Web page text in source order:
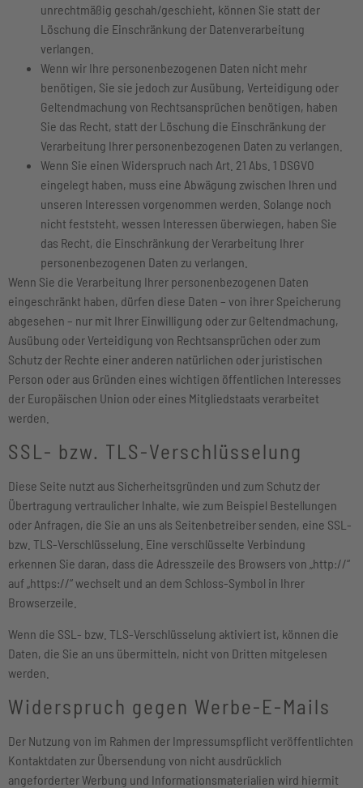
unrechtmäßig geschah/geschieht, können Sie statt der
Löschung die Einschränkung der Datenverarbeitung
verlangen.
Wenn wir Ihre personenbezogenen Daten nicht mehr
benötigen, Sie sie jedoch zur Ausübung, Verteidigung oder
Geltendmachung von Rechtsansprüchen benötigen, haben
Sie das Recht, statt der Löschung die Einschränkung der
Verarbeitung Ihrer personenbezogenen Daten zu verlangen.
Wenn Sie einen Widerspruch nach Art. 21 Abs. 1 DSGVO
eingelegt haben, muss eine Abwägung zwischen Ihren und
unseren Interessen vorgenommen werden. Solange noch
nicht feststeht, wessen Interessen überwiegen, haben Sie
das Recht, die Einschränkung der Verarbeitung Ihrer
personenbezogenen Daten zu verlangen.
Wenn Sie die Verarbeitung Ihrer personenbezogenen Daten
eingeschränkt haben, dürfen diese Daten – von ihrer Speicherung
abgesehen – nur mit Ihrer Einwilligung oder zur Geltendmachung,
Ausübung oder Verteidigung von Rechtsansprüchen oder zum
Schutz der Rechte einer anderen natürlichen oder juristischen
Person oder aus Gründen eines wichtigen öffentlichen Interesses
der Europäischen Union oder eines Mitgliedstaats verarbeitet
werden.
SSL- bzw. TLS-Verschlüsselung
Diese Seite nutzt aus Sicherheitsgründen und zum Schutz der
Übertragung vertraulicher Inhalte, wie zum Beispiel Bestellungen
oder Anfragen, die Sie an uns als Seitenbetreiber senden, eine SSL-
bzw. TLS-Verschlüsselung. Eine verschlüsselte Verbindung
erkennen Sie daran, dass die Adresszeile des Browsers von „http://“
auf „https://“ wechselt und an dem Schloss-Symbol in Ihrer
Browserzeile.
Wenn die SSL- bzw. TLS-Verschlüsselung aktiviert ist, können die
Daten, die Sie an uns übermitteln, nicht von Dritten mitgelesen
werden.
Widerspruch gegen Werbe-E-Mails
Der Nutzung von im Rahmen der Impressumspflicht veröffentlichten
Kontaktdaten zur Übersendung von nicht ausdrücklich
angeforderter Werbung und Informationsmaterialien wird hiermit